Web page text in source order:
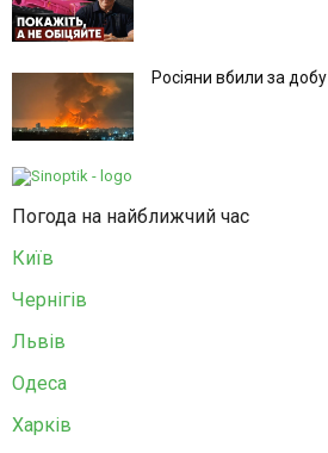
Росіяни вбили за
Погода на найближчий час
Київ
Чернігів
Львів
Одеса
Харків